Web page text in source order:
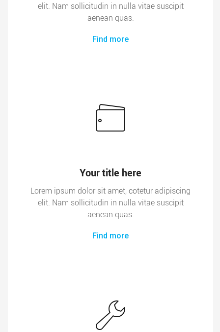
elit. Nam sollicitudin in nulla vitae suscipit
aenean quas.
Find more
Your title here
Lorem ipsum dolor sit amet, cotetur adipiscing
elit. Nam sollicitudin in nulla vitae suscipit
aenean quas.
Find more